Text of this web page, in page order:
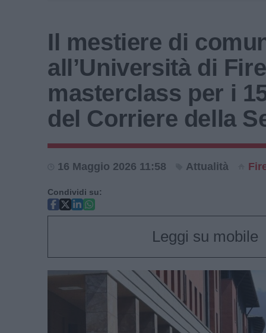
Il mestiere di
all’Università di
masterclass per i
del Corriere della
16 Maggio 2026 11:58 Attualità
Condividi su:
Leggi su mobile